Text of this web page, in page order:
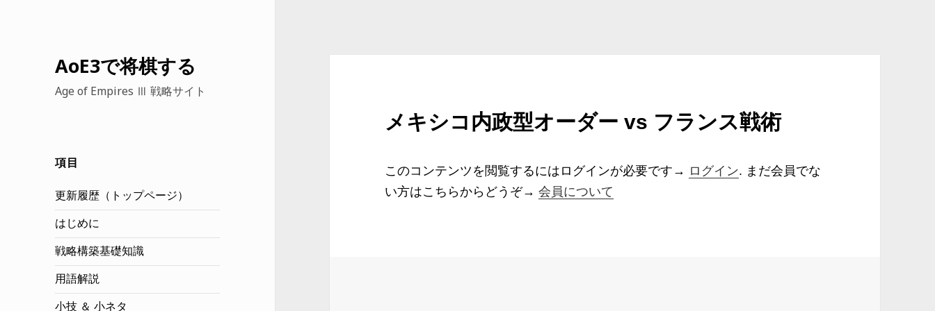
AoE3で将棋する
Age of Empires Ⅲ 戦略サイト
項目
更新履歴（トップページ）
はじめに
戦略構築基礎知識
用語解説
小技 ＆ 小ネタ
メキシコ内政型オーダー vs フランス戦術
このコンテンツを閲覧するにはログインが必要です→ ログイン. まだ会員でな
い方はこちらからどうぞ→会員について